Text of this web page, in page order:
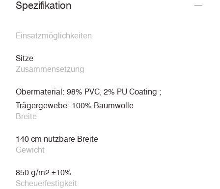
Spezifikation
Einsatzmöglichkeiten
Sitze
Zusammensetzung
Obermaterial: 98% PVC, 2% PU Coating ;
Trägergewebe: 100% Baumwolle
Breite
140 cm nutzbare Breite
Gewicht
850 g/m2 ±10%
Scheuerfestigkeit